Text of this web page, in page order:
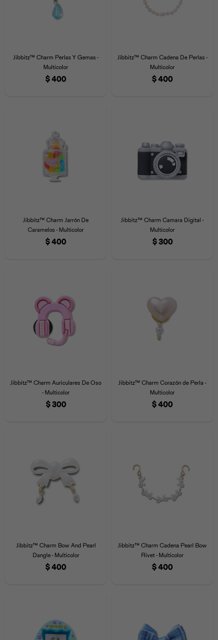
Jibbitz™ Charm Perlas Y Gemas -
Multicolor
$400
Jibbitz™ Charm Cadena De Perlas -
Multicolor
$400
Jibbitz™ Charm Jarrón De
Caramelos - Multicolor
$400
Jibbitz™ Charm Camara Digital -
Multicolor
$300
Jibbitz™ Charm Auriculares De Oso
- Multicolor
$300
Jibbitz™ Charm Corazón de Perla -
Multicolor
$400
Jibbitz™ Charm Bow And Pearl
Dangle - Multicolor
$400
Jibbitz™ Charm Cadena Pearl Bow
Rivet - Multicolor
$400